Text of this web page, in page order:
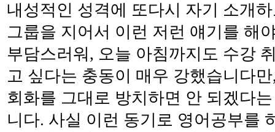
내성적인 성격에 또다시 자기 소개
그룹을 지어서 이런 저런 얘기를 해
부담스러워, 오늘 아침까지도 수강
고 싶다는 충동이 매우 강했습니다
회화를 그대로 방치하면 안 되겠다
니다. 사실 이런 동기로 영어공부를